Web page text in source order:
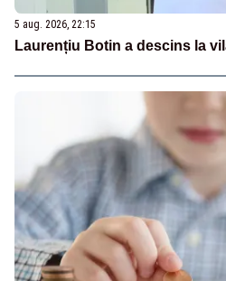
5 aug. 2026, 22:15
Laurențiu Botin a descins la